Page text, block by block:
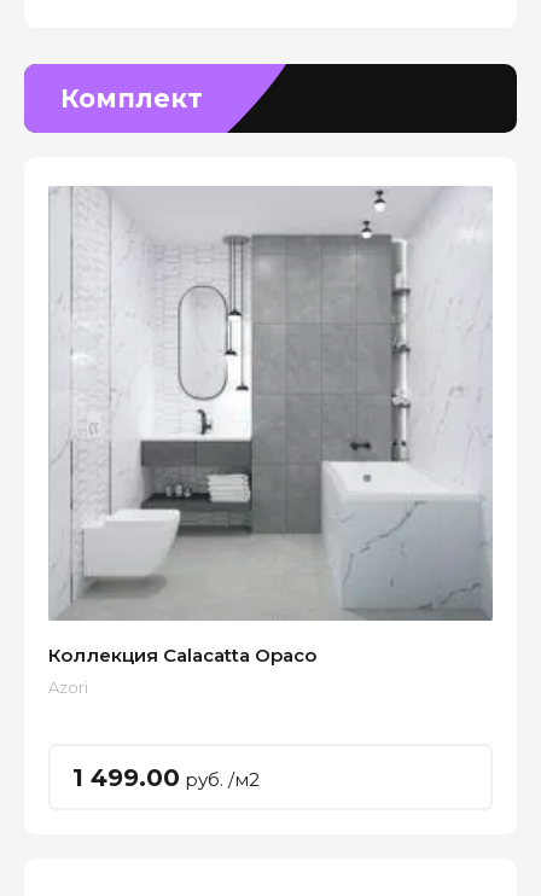
Комплект
Коллекция Calacatta Opaco
Azori
1 499.00 руб. /м2